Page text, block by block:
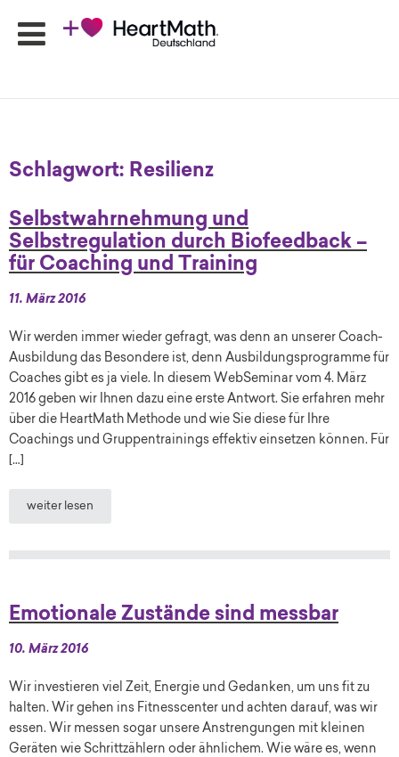
Online-
Produkte
HeartMath
Apps
Ansprechpartner
Newsletter
Schlagwort: Resilienz
Selbstwahrnehmung und
Selbstregulation durch Biofeedback –
für Coaching und Training
11. März 2016
Wir werden immer wieder gefragt, was denn an unserer Coach-
Ausbildung das Besondere ist, denn Ausbildungsprogramme für
Coaches gibt es ja viele. In diesem WebSeminar vom 4. März
2016 geben wir Ihnen dazu eine erste Antwort. Sie erfahren mehr
über die HeartMath Methode und wie Sie diese für Ihre
Coachings und Gruppentrainings effektiv einsetzen können. Für
[…]
weiter lesen
Emotionale Zustände sind messbar
10. März 2016
Wir investieren viel Zeit, Energie und Gedanken, um uns fit zu
halten. Wir gehen ins Fitnesscenter und achten darauf, was wir
essen. Wir messen sogar unsere Anstrengungen mit kleinen
Geräten wie Schrittzählern oder ähnlichem. Wie wäre es, wenn